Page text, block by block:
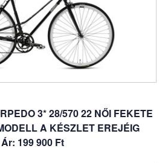
3* 28/570 22 NŐI FEKETE
A KÉSZLET EREJÉIG
Ár: 199 900 Ft